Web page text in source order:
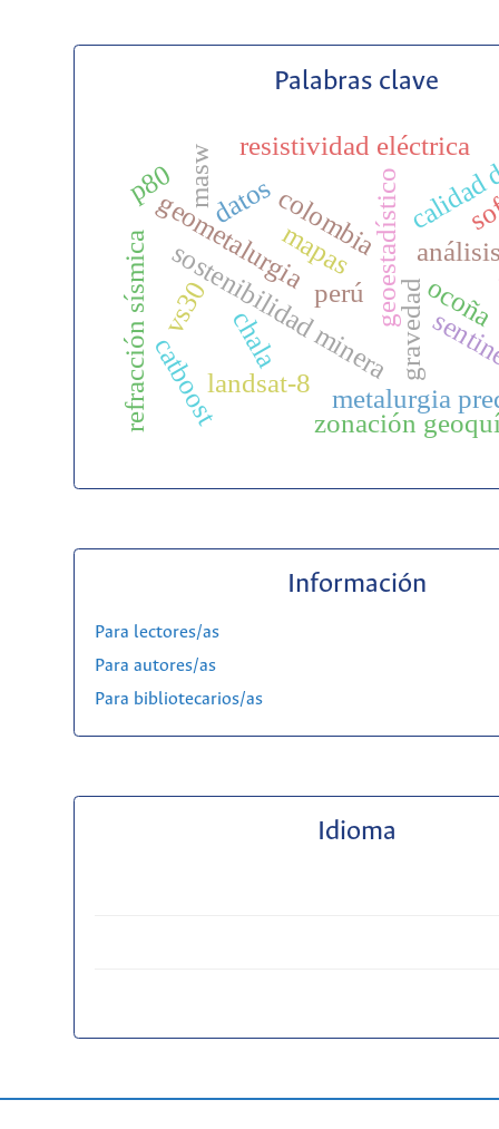
Palabras clave
mapas
gravedad
geoestadístico
datos
geometalurgia
metalurgia
sostenibilidad minera ocoña
chala
perú
landsat-8
colombia
zonación
refracción sísmica
masw resistividad eléctrica
vs30
catboost
p80
Información
Para lectores/as
Para autores/as
Para bibliotecarios/as
Idioma